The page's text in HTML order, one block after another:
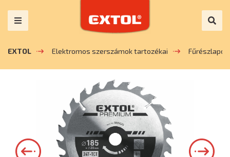
EXTOL Elektromos szerszámok tartozékai Fűrészlapok